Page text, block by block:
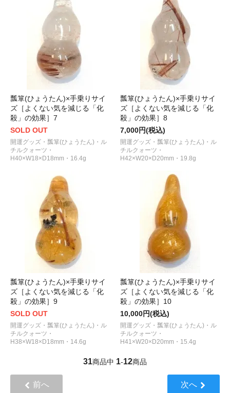
瓢箪(ひょうたん)×手乗りサイ
ズ［よくない気を減じる「化
殺」の効果］7
SOLD OUT
開運グッズ・瓢箪(ひょうたん)・ル
チルクォーツ・
H40×W18×D18mm・16.4g
瓢箪(ひょうたん)×手乗りサイ
ズ［よくない気を減じる「化
殺」の効果］8
7,000円(税込)
開運グッズ・瓢箪(ひょうたん)・ル
チルクォーツ・
H42×W20×D20mm・19.8g
瓢箪(ひょうたん)×手乗りサイ
ズ［よくない気を減じる「化
殺」の効果］9
SOLD OUT
開運グッズ・瓢箪(ひょうたん)・ル
チルクォーツ・
H38×W18×D18mm・14.6g
瓢箪(ひょうたん)×手乗りサイ
ズ［よくない気を減じる「化
殺」の効果］10
10,000円(税込)
開運グッズ・瓢箪(ひょうたん)・ル
チルクォーツ・
H41×W20×D20mm・15.4g
31商品中 1-12商品
前へ 次へ